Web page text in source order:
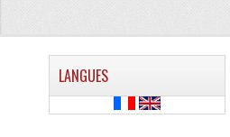
LANGUES